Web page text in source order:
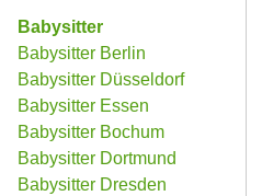
Babysitter
Babysitter Berlin
Babysitter Düsseldorf
Babysitter Essen
Babysitter Bochum
Babysitter Dortmund
Babysitter Dresden